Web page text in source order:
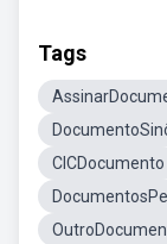
Tags
CICDocumento